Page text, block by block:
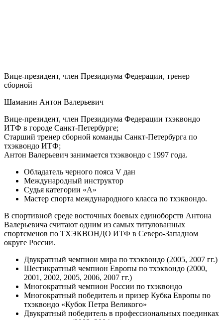
Вице-президент, член Президиума Федерации, тренер
сборной
Шаманин Антон Валерьевич
Вице-президент, член Президиума Федерации тхэквондо
ИТФ в городе Санкт-Петербурге;
Старший тренер сборной команды Санкт-Петербурга по
тхэквондо ИТФ;
Антон Валерьевич занимается тхэквондо с 1997 года.
Обладатель черного пояса V дан
Международный инструктор
Судья категории «А»
Мастер спорта международного класса по тхэквондо.
В спортивной среде восточных боевых единоборств Антона
Валерьевича считают одним из самых титулованных
спортсменов по ТХЭКВОНДО ИТФ в Северо-Западном
округе России.
Двукратный чемпион мира по тхэквондо (2005, 2007 гг.)
Шестикратный чемпион Европы по тхэквондо (2000,
2001, 2002, 2005, 2006, 2007 гг.)
Многократный чемпион России по тхэквондо
Многократный победитель и призер Кубка Европы по
тхэквондо «Кубок Петра Великого»
Двукратный победитель в профессиональных поединках